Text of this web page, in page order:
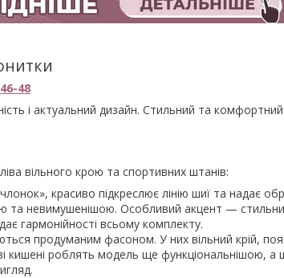
48
і актуальний дизайн. Стильний та
вільного крою та спортивних штанів:
красиво підкреслює лінію шиї та надає
невимушенішою. Особливий акцент — стильний
гармонійності всьому комплекту.
продуманим фасоном. У них вільний крій,
кишені роблять модель ще функціональнішою,